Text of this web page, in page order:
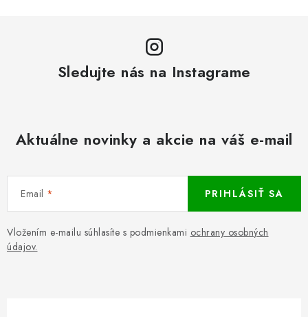
Sledujte nás na Instagrame
Aktuálne novinky a akcie na váš e-mail
Email
Vložením e-mailu súhlasíte s podmienkami ochrany osobných
údajov.
PRIHLÁSIŤ SA